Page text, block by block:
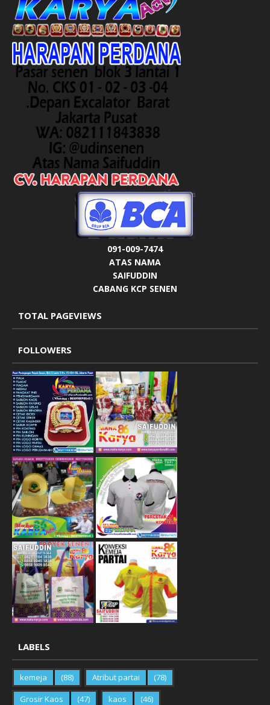
091-009-7474
ATAS NAMA
SAIFUDDIN
CABANG KCP SENEN
TOTAL PAGEVIEWS
FOLLOWERS
LABELS
kemeja (88) Atribut partai
(78)
Grosir Kaos
(47) kaos
(46)